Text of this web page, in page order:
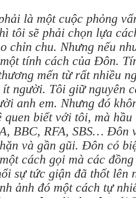
là một cuộc phỏng
tôi sẽ phải chọn lựa
chỉn chu. Nhưng nếu
tính cách của Đôn.
mến từ rất nhiều
ít người. Tôi giữ nguyên
anh em. Nhưng đó
quen biết với tôi, mà
BBC, RFA, SBS… Đôn
và gần gũi. Đôn có
cách gọi mà các
sự tức giận đã thốt lên
ảnh đó một cách tự